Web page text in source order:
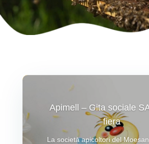
Apimell – Gita sociale
fiera
La società apicoltori del